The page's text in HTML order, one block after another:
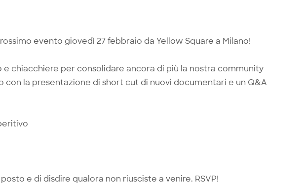
evento giovedì 27 febbraio da Yellow Square a Milano!
e chiacchiere per consolidare ancora di più la nostra community
la presentazione di short cut di nuovi documentari e un Q&A
e di disdire qualora non riusciste a venire. RSVP!